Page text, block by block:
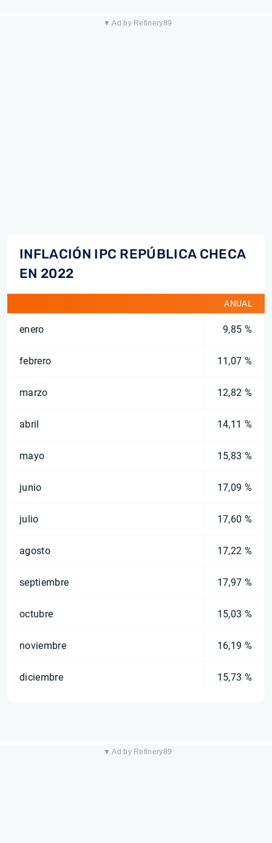
▼ Ad by Refinery89
INFLACIÓN IPC REPÚBLICA CHECA
EN 2022
ANUAL
enero 9,85 %
febrero 11,07 %
marzo 12,82 %
abril 14,11 %
mayo 15,83 %
junio 17,09 %
julio 17,60 %
agosto 17,22 %
septiembre 17,97 %
octubre 15,03 %
noviembre 16,19 %
diciembre 15,73 %
▼ Ad by Refinery89